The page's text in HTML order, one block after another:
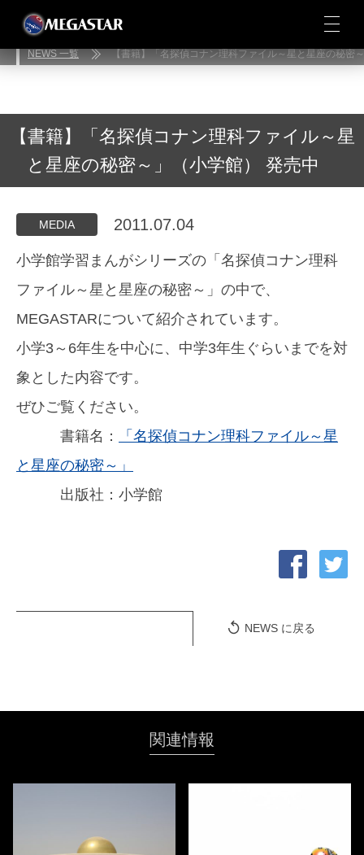
NEWS 一覧 【書籍】「名探偵コナン理科ファイル～星と星座の秘
【書籍】「名探偵コナン理科ファイル～星
と星座の秘密～」（小学館） 発売中
MEDIA 2011.07.04
小学館学習まんがシリーズの「名探偵コナン理科
ファイル～星と星座の秘密～」の中で、
MEGASTARについて紹介されています。
小学3～6年生を中心に、中学3年生ぐらいまでを対
象とした内容です。
ぜひご覧ください。
書籍名：
「名探偵コナン理科ファイル～星
と星座の秘密～」
出版社：小学館
NEWS に戻る
関連情報